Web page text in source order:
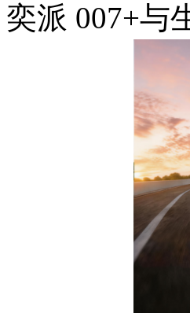
奕派 007+与